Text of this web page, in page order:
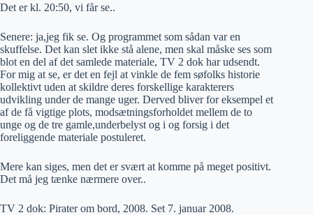
Det er kl. 20:50, vi får se..
Senere: ja,jeg fik se. Og programmet som sådan var en
skuffelse. Det kan slet ikke stå alene, men skal måske ses som
blot en del af det samlede materiale, TV 2 dok har udsendt.
For mig at se, er det en fejl at vinkle de fem søfolks historie
kollektivt uden at skildre deres forskellige karakterers
udvikling under de mange uger. Derved bliver for eksempel et
af de få vigtige plots, modsætningsforholdet mellem de to
unge og de tre gamle,underbelyst og i og forsig i det
foreliggende materiale postuleret.
Mere kan siges, men det er svært at komme på meget positivt.
Det må jeg tænke nærmere over..
TV 2 dok: Pirater om bord, 2008. Set 7. januar 2008.